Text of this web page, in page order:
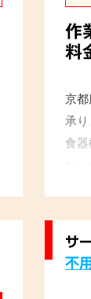
作
料
京
承り
食
た
し
サ
不